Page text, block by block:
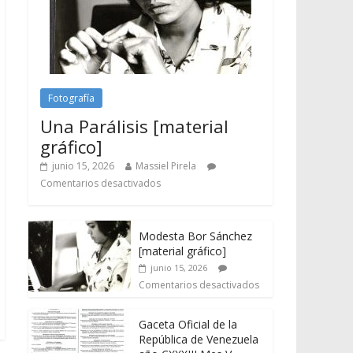
Fotografía
Una Parálisis [material
gráfico]
junio 15, 2026
Massiel Pirela
Comentarios desactivados
Modesta Bor Sánchez
[material gráfico]
junio 15, 2026
Comentarios desactivados
Gaceta Oficial de la
República de Venezuela